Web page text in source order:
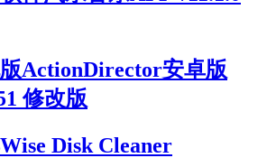
ActionDirector安卓版
修改版
Disk Cleaner